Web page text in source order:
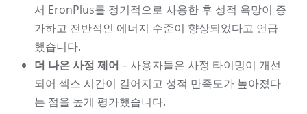
서 EronPlus를 정기적으로 사용한 후 성적 욕망이 증
가하고 전반적인 에너지 수준이 향상되었다고 언급
했습니다.
더 나은 사정 제어 – 사용자들은 사정 타이밍이 개선
되어 섹스 시간이 길어지고 성적 만족도가 높아졌다
는 점을 높게 평가했습니다.